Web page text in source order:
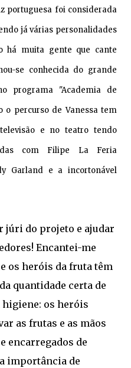
portuguesa foi considerada
já várias personalidades
há muita gente que cante
se conhecida do grande
programa "Academia de
o percurso de Vanessa tem
e no teatro tendo
com Filipe La Feria
Garland e a incortonável
júri do projeto e ajudar
Encantei-me
os heróis da fruta têm
quantidade certa de
higiene: os heróis
as frutas e as mãos
encarregados de
importância de